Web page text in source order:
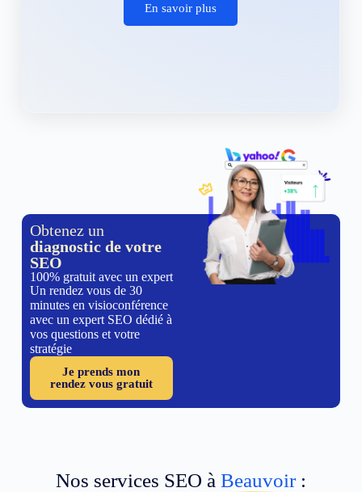
En savoir plus
Obtenez un
diagnostic de votre
SEO
100% gratuit avec un expert
Un rendez vous de 30
minutes en visioconférence
avec un expert SEO dédié à
vos questions et votre
stratégie
Je prends mon
rendez vous gratuit
Nos services SEO à Beauvoir :